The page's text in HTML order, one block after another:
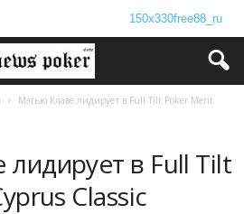
Мэтью Клаве лидирует в Full Tilt Poker Merit
в Full Tilt
Classic